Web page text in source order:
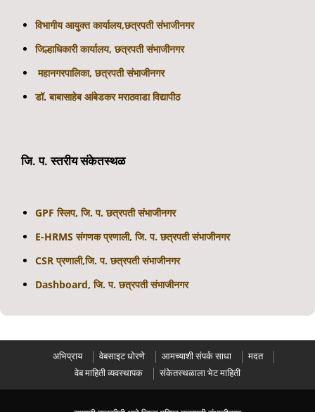
विभागीय आयुक्त कार्यालय,छत्रपतीसंभाजीनगर
जिल्हाधिकारी कार्यालय,छत्रपतीसंभाजीनगर
महानगरपालिका,छत्रपती संभाजीनगर
डॉ. बाबासाहेब आंबेडकर मराठवाडा विद्यापीठ
जि. प. स्तरीय संकेतस्थळ
GPF स्लिप, जि. प. छत्रपती संभाजीनगर
E-HRMS संगणक प्रणाली, जि. प. छत्रपती संभाजीनगर
CSR प्रणाली,जि. प. छत्रपती संभाजीनगर
Dashboard, जि. प. छत्रपती संभाजीनगर
अभिप्राय वेबसाइट धोरणे आमच्याशी संपर्क साधा
मदत
वेब माहिती व्यवस्थापक
संकेतस्थळाला भेट माहिती